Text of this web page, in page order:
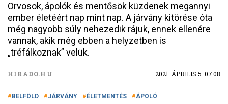
Orvosok, ápolók és mentősök küzdenek megannyi
ember életéért nap mint nap. A járvány kitörése óta
még nagyobb súly nehezedik rájuk, ennek ellenére
vannak, akik még ebben a helyzetben is
„tréfálkoznak” velük.
HIRADO.HU 2021. ÁPRILIS 5. 07:08
BELFÖLD JÁRVÁNY ÉLETMENTÉS ÁPOLÓ